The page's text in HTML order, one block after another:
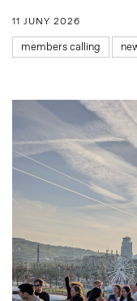
11 JUNY 2026
members calling